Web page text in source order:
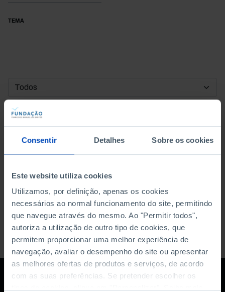
Consentir Detalhes Sobre os cookies
Este website utiliza cookies
Utilizamos, por definição, apenas os cookies
necessários ao normal funcionamento do site, permitindo
que navegue através do mesmo. Ao "Permitir todos",
autoriza a utilização de outro tipo de cookies, que
permitem proporcionar uma melhor experiência de
navegação, avaliar o desempenho do site ou apresentar
as melhores ofertas de produtos e serviços, de acordo
com as suas preferências. Se pretender escolher os
TEMA
DATA DE INÍCIO
DATA DE FIM